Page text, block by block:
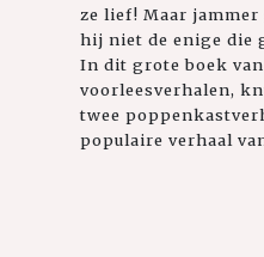
ze lief! Maar jammer
hij niet de enige die
In dit grote boek van
voorleesverhalen,
twee
populaire verhaal